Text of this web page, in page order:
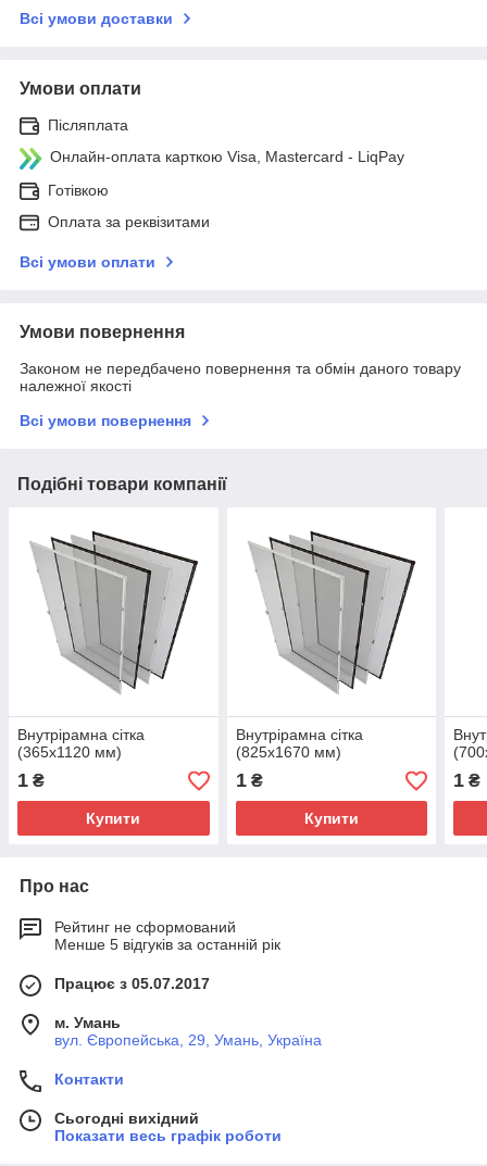
Всі умови доставки
Умови оплати
Післяплата
Онлайн-оплата карткою Visa, Mastercard - LiqPay
Готівкою
Оплата за реквізитами
Всі умови оплати
Умови повернення
Законом не передбачено повернення та обмін даного товару
належної якості
Всі умови повернення
Подібні товари компанії
Внутрірамна сітка
(365х1120 мм)
1 ₴
Купити
Внутрірамна сітка
(825х1670 мм)
1₴
Купити
1 ₴
Про нас
Рейтинг не сформований
Менше 5 відгуків за останній рік
Працює з 05.07.2017
м. Умань
вул. Європейська, 29, Умань, Україна
Контакти
Сьогодні вихідний
Показати весь графік роботи